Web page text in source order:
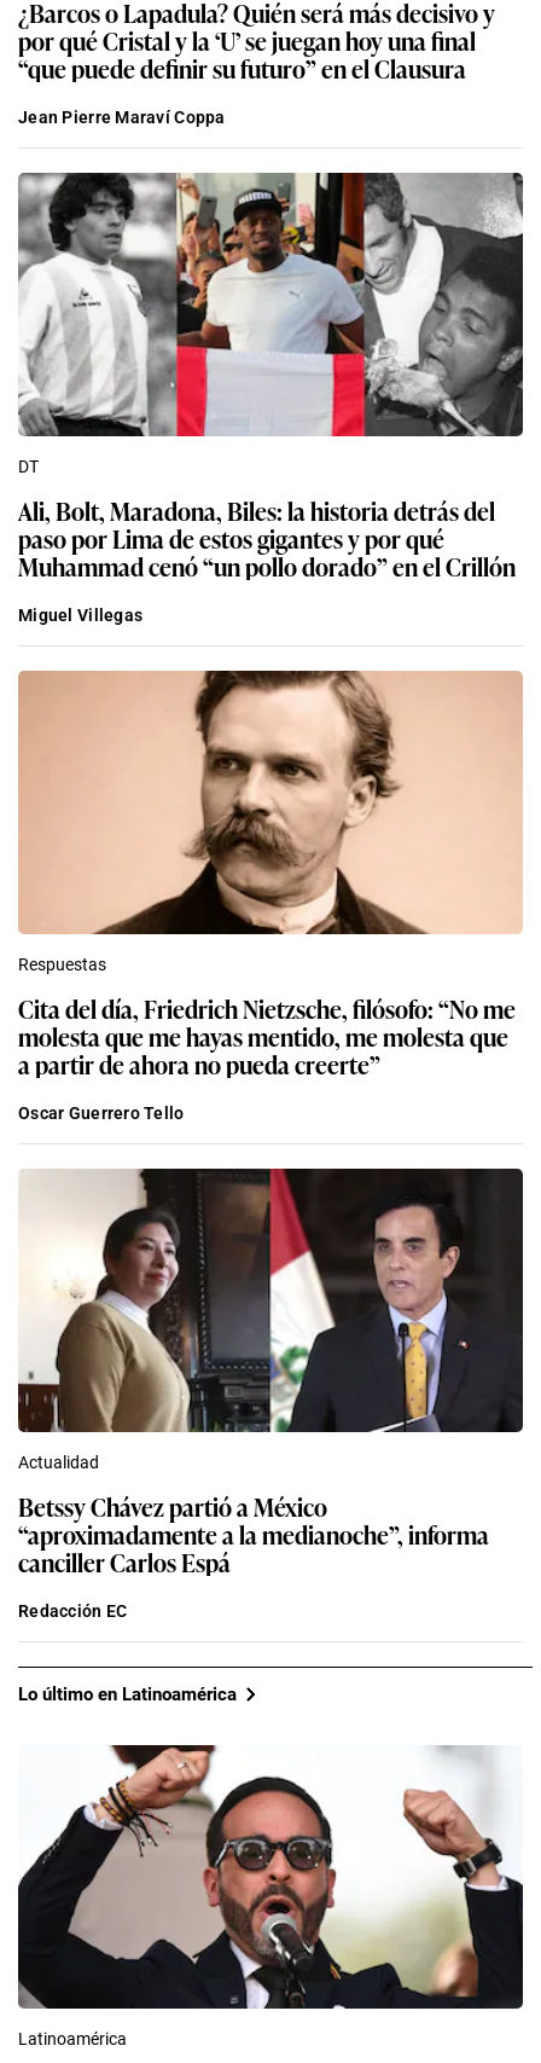
¿Barcos o Lapadula? Quién será más decisivo y
por qué Cristal y la ‘U’ se juegan hoy una final
“que puede definir su futuro” en el Clausura
Jean Pierre Maraví Coppa
DT
Ali, Bolt, Maradona, Biles: la historia detrás del
paso por Lima de estos gigantes y por qué
Muhammad cenó “un pollo dorado” en el Crillón
Miguel Villegas
Respuestas
Cita del día, Friedrich Nietzsche, filósofo: “No me
molesta que me hayas mentido, me molesta que
a partir de ahora no pueda creerte”
Oscar Guerrero Tello
Actualidad
Betssy Chávez partió a México
“aproximadamente a la medianoche”, informa
canciller Carlos Espá
Redacción EC
Lo último en Latinoamérica
Latinoamérica